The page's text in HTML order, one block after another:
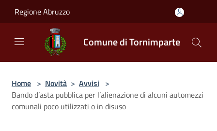
Regione Abruzzo
Comune di Tornimparte
Home > Novità > Avvisi >
Bando d’asta pubblica per l’alienazione di alcuni automezzi
comunali poco utilizzati o in disuso